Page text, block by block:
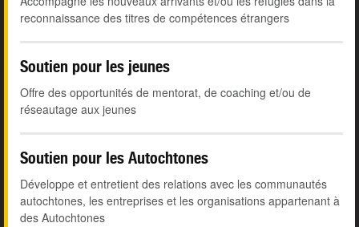
reconnaissance des titres de compétences étrangers
Soutien pour les jeunes
Offre des opportunités de mentorat, de coaching et/ou de
réseautage aux jeunes
Soutien pour les Autochtones
Développe et entretient des relations avec les communautés
autochtones, les entreprises et les organisations appartenant à
des Autochtones